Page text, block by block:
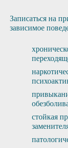
Записаться на
зависимое
стойкая